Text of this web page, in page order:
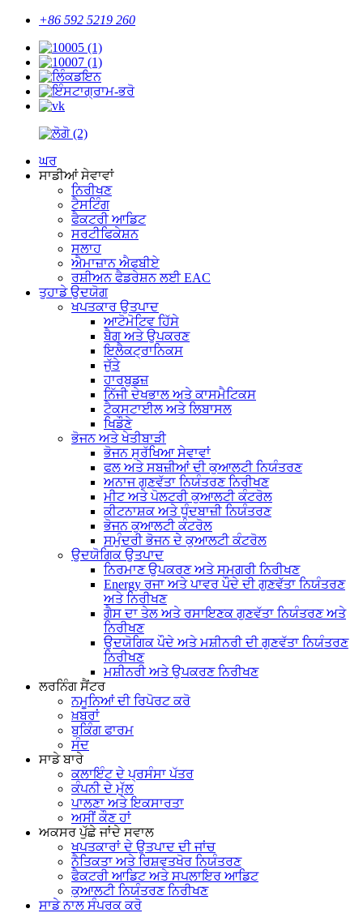
+86 592 5219 260
ਘਰ
ਸਾਡੀਆਂ ਸੇਵਾਵਾਂ
ਨਿਰੀਖਣ
ਟੈਸਟਿੰਗ
ਫੈਕਟਰੀ ਆਡਿਟ
ਸਰਟੀਫਿਕੇਸ਼ਨ
ਸਲਾਹ
ਐਮਾਜ਼ਾਨ ਐਫਬੀਏ
ਰਸ਼ੀਅਨ ਫੈਡਰੇਸ਼ਨ ਲਈ EAC
ਤੁਹਾਡੇ ਉਦਯੋਗ
ਖਪਤਕਾਰ ਉਤਪਾਦ
ਆਟੋਮੋਟਿਵ ਹਿੱਸੇ
ਬੈਗ ਅਤੇ ਉਪਕਰਣ
ਇਲੈਕਟ੍ਰਾਨਿਕਸ
ਜੁੱਤੇ
ਹਾਰਬੁਡਜ਼
ਨਿੱਜੀ ਦੇਖਭਾਲ ਅਤੇ ਕਾਸਮੈਟਿਕਸ
ਟੈਕਸਟਾਈਲ ਅਤੇ ਲਿਬਾਸਲ
ਖਿਡੌਣੇ
ਭੋਜਨ ਅਤੇ ਖੇਤੀਬਾੜੀ
ਭੋਜਨ ਸੁਰੱਖਿਆ ਸੇਵਾਵਾਂ
ਫਲ ਅਤੇ ਸਬਜ਼ੀਆਂ ਦੀ ਕੁਆਲਟੀ ਨਿਯੰਤਰਣ
ਅਨਾਜ ਗੁਣਵੱਤਾ ਨਿਯੰਤਰਣ ਨਿਰੀਖਣ
ਮੀਟ ਅਤੇ ਪੋਲਟਰੀ ਕੁਆਲਟੀ ਕੰਟਰੋਲ
ਕੀਟਨਾਸ਼ਕ ਅਤੇ ਧੁੰਦਬਾਜ਼ੀ ਨਿਯੰਤਰਣ
ਭੋਜਨ ਕੁਆਲਟੀ ਕੰਟਰੋਲ
ਸਮੁੰਦਰੀ ਭੋਜਨ ਦੇ ਕੁਆਲਟੀ ਕੰਟਰੋਲ
ਉਦਯੋਗਿਕ ਉਤਪਾਦ
ਨਿਰਮਾਣ ਉਪਕਰਣ ਅਤੇ ਸਮਗਰੀ ਨਿਰੀਖਣ
Energy ਰਜਾ ਅਤੇ ਪਾਵਰ ਪੌਦੇ ਦੀ ਗੁਣਵੱਤਾ ਨਿਯੰਤਰਣ
ਅਤੇ ਨਿਰੀਖਣ
ਗੈਸ ਦਾ ਤੇਲ ਅਤੇ ਰਸਾਇਣਕ ਗੁਣਵੱਤਾ ਨਿਯੰਤਰਣ ਅਤੇ
ਨਿਰੀਖਣ
ਉਦਯੋਗਿਕ ਪੌਦੇ ਅਤੇ ਮਸ਼ੀਨਰੀ ਦੀ ਗੁਣਵੱਤਾ ਨਿਯੰਤਰਣ
ਨਿਰੀਖਣ
ਮਸ਼ੀਨਰੀ ਅਤੇ ਉਪਕਰਣ ਨਿਰੀਖਣ
ਲਰਨਿੰਗ ਸੈਂਟਰ
ਨਮੂਨਿਆਂ ਦੀ ਰਿਪੋਰਟ ਕਰੋ
ਖ਼ਬਰਾਂ
ਬੁਕਿੰਗ ਫਾਰਮ
ਸੰਦ
ਸਾਡੇ ਬਾਰੇ
ਕਲਾਇੰਟ ਦੇ ਪ੍ਰਸੰਸਾ ਪੱਤਰ
ਕੰਪਨੀ ਦੇ ਮੁੱਲ
ਪਾਲਣਾ ਅਤੇ ਇਕਸਾਰਤਾ
ਅਸੀਂ ਕੌਣ ਹਾਂ
ਅਕਸਰ ਪੁੱਛੇ ਜਾਂਦੇ ਸਵਾਲ
ਖਪਤਕਾਰਾਂ ਦੇ ਉਤਪਾਦ ਦੀ ਜਾਂਚ
ਨੈਤਿਕਤਾ ਅਤੇ ਰਿਸ਼ਵਤਖੋਰ ਨਿਯੰਤਰਣ
ਫੈਕਟਰੀ ਆਡਿਟ ਅਤੇ ਸਪਲਾਇਰ ਆਡਿਟ
ਕੁਆਲਟੀ ਨਿਯੰਤਰਣ ਨਿਰੀਖਣ
ਸਾਡੇ ਨਾਲ ਸੰਪਰਕ ਕਰੋ